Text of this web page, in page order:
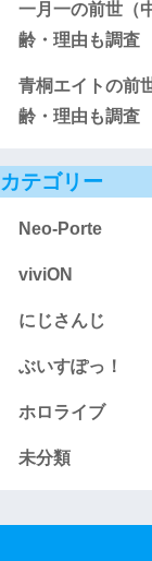
一月一の前世（
齢・理由も調査
青桐エイトの前
齢・理由も調査
カテゴリー
Neo-Porte
viviON
にじさんじ
ぶいすぽっ！
ホロライブ
未分類